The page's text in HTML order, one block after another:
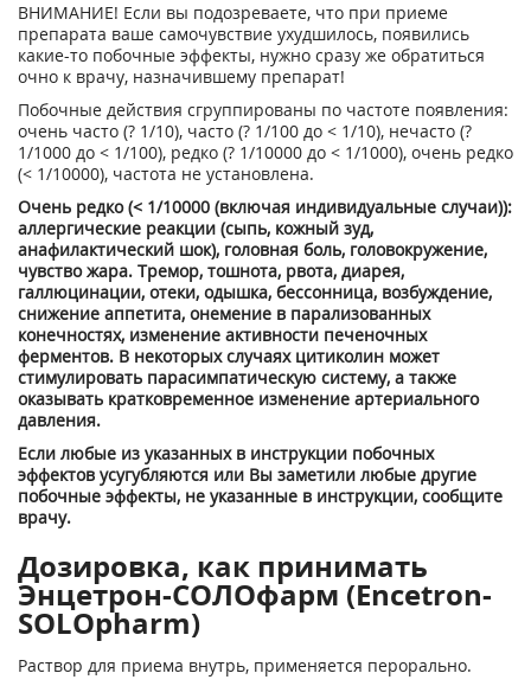
ВНИМАНИЕ! Если вы подозреваете, что при приеме
препарата ваше самочувствие ухудшилось, появились
какие-то побочные эффекты, нужно сразу же обратиться
очно к врачу, назначившему препарат!
Побочные действия сгруппированы по частоте появления:
очень часто (? 1/10), часто (? 1/100 до < 1/10), нечасто (?
1/1000 до < 1/100), редко (? 1/10000 до < 1/1000), очень редко
(< 1/10000), частота не установлена.
Очень редко (< 1/10000 (включая индивидуальные случаи)):
аллергические реакции (сыпь, кожный зуд,
анафилактический шок), головная боль, головокружение,
чувство жара. Тремор, тошнота, рвота, диарея,
галлюцинации, отеки, одышка, бессонница, возбуждение,
снижение аппетита, онемение в парализованных
конечностях, изменение активности печеночных
ферментов. В некоторых случаях цитиколин может
стимулировать парасимпатическую систему, а также
оказывать кратковременное изменение артериального
давления.
Если любые из указанных в инструкции побочных
эффектов усугубляются или Вы заметили любые другие
побочные эффекты, не указанные в инструкции, сообщите
врачу.
Дозировка, как принимать
Энцетрон-СОЛОфарм (Encetron-
SOLOpharm)
Раствор для приема внутрь, применяется перорально.